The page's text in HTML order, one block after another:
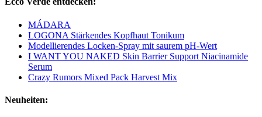
MÁDARA
LOGONA Stärkendes Kopfhaut Tonikum
Modellierendes Locken-Spray mit saurem pH-Wert
I WANT YOU NAKED Skin Barrier Support Niacinamide
Serum
Crazy Rumors Mixed Pack Harvest Mix
Neuheiten: